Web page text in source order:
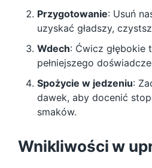
Przygotowanie: Usuń
uzyskać gładszy,
Wdech: Ćwicz głębokie
pełniejszego
Spożycie w jedzeniu:
dawek, aby docenić
smaków.
Wnikliwości w